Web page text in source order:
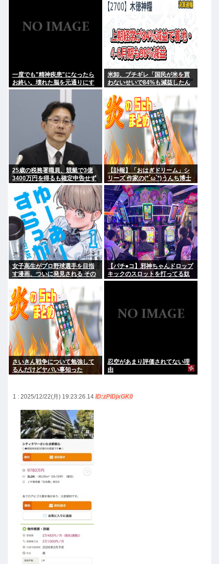
にやれてるだろうか？」
一度でも"精神疾患"になったら
お終い。壊れた脳を元通りにす
る医療技術は無い。
米卸、ブチギレ「国民が米を買
わないせいで84%も減益したん
25歳の税務署職員、競艇で3億
3400万円を得るも確定申告せず
逮捕。その他の余罪も
【訃報】「おはぎドリーム」シ
リーズ 作家の(*´ω`*)うんち博士
さん死去 64歳
女子高生がプロ野球選手を目指
す漫画、ついに発見される その
【パチ●コ】邪神ちゃんドロップ
キックのスロットを打ってる奴
がヤバすぎてワロタ
さいきん戦争について勉強して
るんだけどヤバい事知った
忍空があまり評価されてない理
由
1 : 2025/12/22(月) 19:23:26.14 ID:zPlDjxGK0